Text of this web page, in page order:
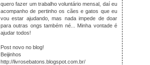
quero fazer um trabalho voluntário mensal, daí eu
acompanho de pertinho os cães e gatos que eu
vou estar ajudando, mas nada impede de doar
para outras ongs também né... Minha vontade é
ajudar todos!
Post novo no blog!
Beijinhos
http://livrosebatons.blogspot.com.br/